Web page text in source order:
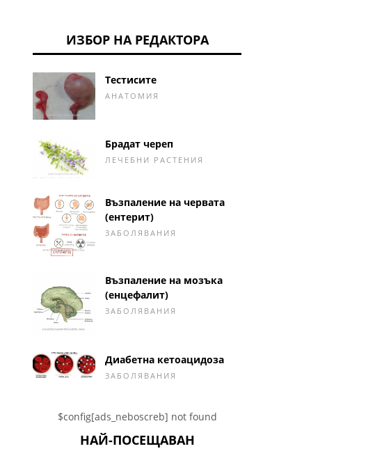
ИЗБОР НА РЕДАКТОРА
Тестисите
АНАТОМИЯ
Брадат череп
ЛЕЧЕБНИ РАСТЕНИЯ
Възпаление на червата
(ентерит)
ЗАБОЛЯВАНИЯ
Възпаление на мозъка
(енцефалит)
ЗАБОЛЯВАНИЯ
Диабетна кетоацидоза
ЗАБОЛЯВАНИЯ
$config[ads_neboscreb] not found
НАЙ-ПОСЕЩАВАН